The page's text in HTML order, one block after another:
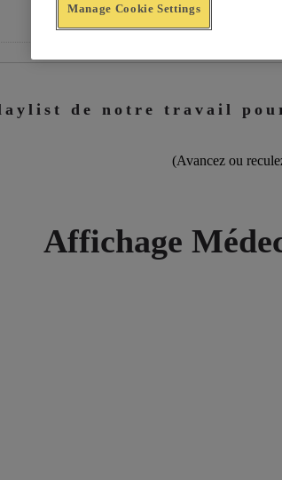
de notre travail
(Avancez ou
Affichage
Manage Cookie Settings